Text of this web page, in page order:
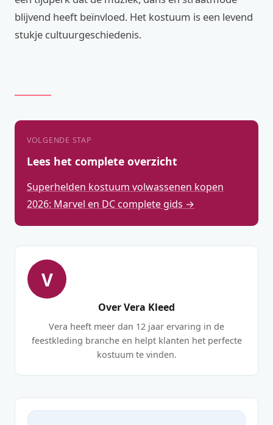
blijvend heeft beïnvloed. Het kostuum is een levend
stukje cultuurgeschiedenis.
VOLGENDE STAP
Lees het complete overzicht
Superhelden kostuum volwassenen kopen
2026: Marvel en DC complete gids →
V
Over Vera Kleed
Vera heeft meer dan 12 jaar ervaring in de
feestkleding branche en helpt klanten het perfecte
kostuum te vinden.